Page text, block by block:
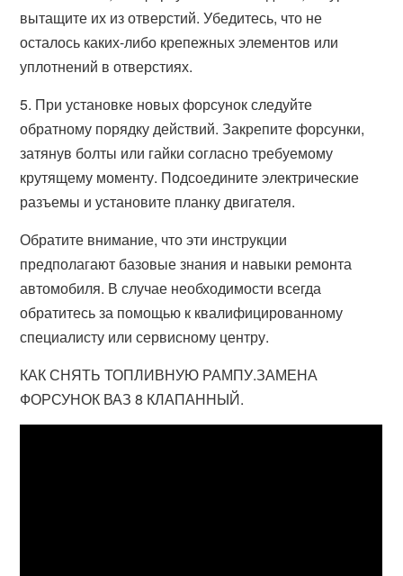
вытащите их из отверстий. Убедитесь, что не
осталось каких-либо крепежных элементов или
уплотнений в отверстиях.
5. При установке новых форсунок следуйте
обратному порядку действий. Закрепите форсунки,
затянув болты или гайки согласно требуемому
крутящему моменту. Подсоедините электрические
разъемы и установите планку двигателя.
Обратите внимание, что эти инструкции
предполагают базовые знания и навыки ремонта
автомобиля. В случае необходимости всегда
обратитесь за помощью к квалифицированному
специалисту или сервисному центру.
КАК СНЯТЬ ТОПЛИВНУЮ РАМПУ.ЗАМЕНА
ФОРСУНОК ВАЗ 8 КЛАПАННЫЙ.